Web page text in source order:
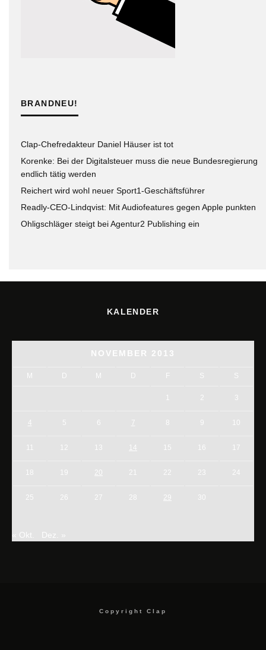
BRANDNEU!
Clap-Chefredakteur Daniel Häuser ist tot
Korenke: Bei der Digitalsteuer muss die neue Bundesregierung
endlich tätig werden
Reichert wird wohl neuer Sport1-Geschäftsführer
Readly-CEO-Lindqvist: Mit Audiofeatures gegen Apple punkten
Ohligschläger steigt bei Agentur2 Publishing ein
KALENDER
NOVEMBER 2013
M D M D F S S
1 2 3
5 6 7 8 9 10
11 12 13 14 15 16 17
18 19 20 21 22 23 24
25 26 27 28 29 30
« Okt. Dez. »
Copyright Clap